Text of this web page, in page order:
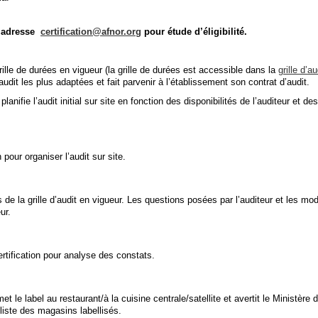
certification@afnor.org pour étude d’éligibilité.
de durées en vigueur (la grille de durées est accessible dans la grille
les plus adaptées et fait parvenir à l’établissement son contrat d’audit.
l’audit initial sur site en fonction des disponibilités de l’auditeur et des
organiser l’audit sur site.
de la grille d’audit en vigueur. Les questions posées par l’auditeur et les
pour analyse des constats.
le label au restaurant/à la cuisine centrale/satellite et avertit le Ministère
des magasins labellisés.